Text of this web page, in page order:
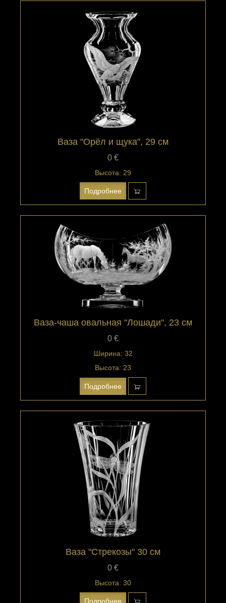
Ваза "Орёл и щука", 29 см
0 €
Высота: 29
Подробнее
Ваза-чаша овальная "Лошади", 23 см
0 €
Ширина: 32
Высота: 23
Подробнее
Ваза "Стрекозы" 30 см
0 €
Высота: 30
Подробнее